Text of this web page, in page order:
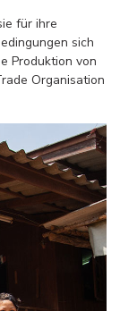
für ihre
sich
Produktion von
Organisation